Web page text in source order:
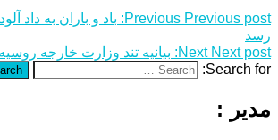
Previous Previous post:
باد و باران به داد
رسد
Next Next post:
بیانیه تند وزارت خارجه
Search for:
مدیر :